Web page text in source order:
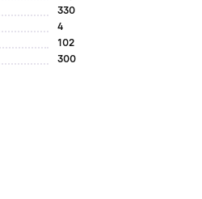
330
4
102
300